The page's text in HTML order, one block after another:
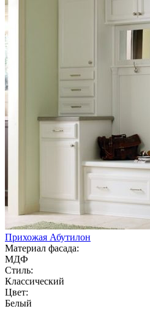
Прихожая Абутилон
Материал фасада:
МДФ
Стиль:
Классический
Цвет:
Белый